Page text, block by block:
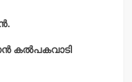
കല്‍പകവാടി